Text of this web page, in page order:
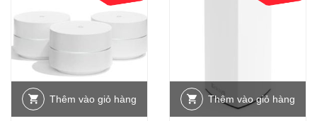
Thêm vào giỏ hàng Thêm vào giỏ hàng